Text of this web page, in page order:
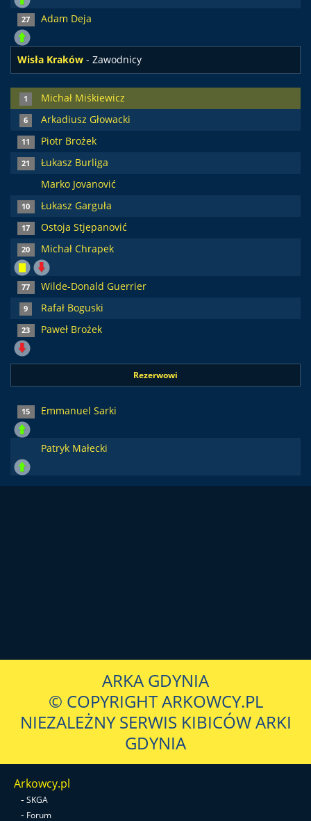
27 Adam Deja
Wisła Kraków - Zawodnicy
1 Michał Miśkiewicz
6 Arkadiusz Głowacki
11 Piotr Brożek
21
Łukasz Burliga
Marko Jovanović
10 Łukasz Garguła
17 Ostoja Stjepanović
20 Michał Chrapek
77 Wilde-Donald Guerrier
9 Rafał Boguski
23 Paweł Brożek
Rezerwowi
15 Emmanuel Sarki
Patryk Małecki
ARKA GDYNIA
© COPYRIGHT ARKOWCY.PL
NIEZALEŻNY SERWIS KIBICÓW ARKI
GDYNIA
Arkowcy.pl
- SKGA
- Forum